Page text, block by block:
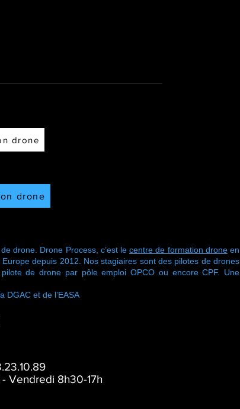
drone
drone
drone. Drone Process, c’est lecentre de formation droneen
depuis 2012. Nos stagiaires sont des pilotes de drones
de drone par pôle emploi OPCO ou encore CPF. Une
et de l’EASA
- Vendredi 8h30-17h